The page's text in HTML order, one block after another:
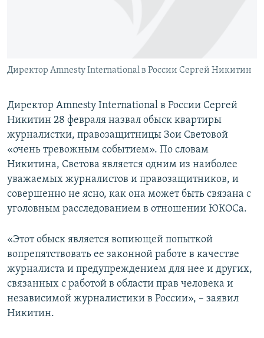
УКРАИНСКАЯ ПРОБЛЕМА КРЫМА
Директор Amnesty International в России Сергей Никитин
Директор Amnesty International в России Сергей
Никитин 28 февраля назвал обыск квартиры
журналистки, правозащитницы Зои Световой
«очень тревожным событием». По словам
Никитина, Светова является одним из наиболее
уважаемых журналистов и правозащитников, и
совершенно не ясно, как она может быть связана с
уголовным расследованием в отношении ЮКОСа.
«Этот обыск является вопиющей попыткой
вопрепятствовать ее законной работе в качестве
журналиста и предупреждением для нее и других,
связанных с работой в области прав человека и
независимой журналистики в России», – заявил
Никитин.